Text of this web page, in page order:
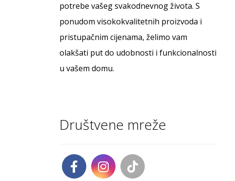
potrebe vašeg svakodnevnog života. S
ponudom visokokvalitetnih proizvoda i
pristupačnim cijenama, želimo vam
olakšati put do udobnosti i funkcionalnosti
u vašem domu.
Društvene mreže